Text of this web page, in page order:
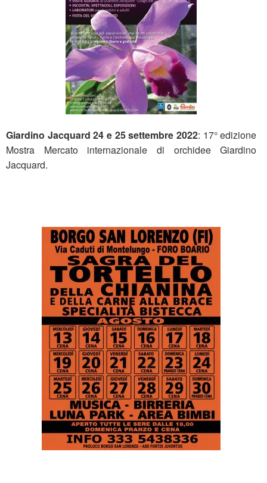
Giardino Jacquard 24 e 25 settembre 2022: 17° edizione
Mostra Mercato internazionale di orchidee Giardino
Jacquard.